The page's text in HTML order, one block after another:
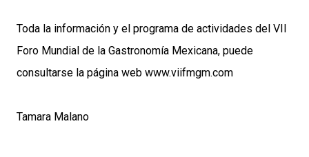
Toda la información y el programa de actividades del VII
Foro Mundial de la Gastronomía Mexicana, puede
consultarse la página web www.viifmgm.com
Tamara Malano